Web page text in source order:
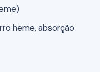
heme, absorção